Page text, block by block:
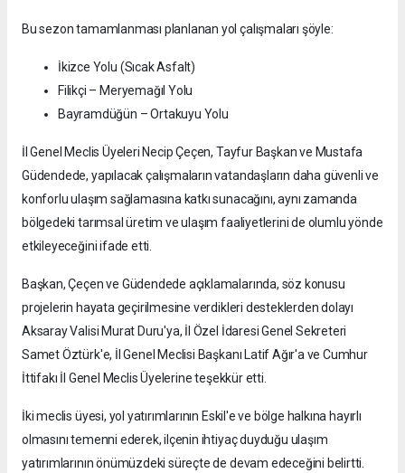
Bu sezon tamamlanması planlanan yol çalışmaları şöyle:
İkizce Yolu (Sıcak Asfalt)
Filikçi – Meryemağıl Yolu
Bayramdüğün – Ortakuyu Yolu
İl Genel Meclis Üyeleri Necip Çeçen, Tayfur Başkan ve Mustafa
Güdendede, yapılacak çalışmaların vatandaşların daha güvenli ve
konforlu ulaşım sağlamasına katkı sunacağını, aynı zamanda
bölgedeki tarımsal üretim ve ulaşım faaliyetlerini de olumlu yönde
etkileyeceğini ifade etti.
Başkan, Çeçen ve Güdendede açıklamalarında, söz konusu
projelerin hayata geçirilmesine verdikleri desteklerden dolayı
Aksaray Valisi Murat Duru'ya, İl Özel İdaresi Genel Sekreteri
Samet Öztürk'e, İl Genel Meclisi Başkanı Latif Ağır'a ve Cumhur
İttifakı İl Genel Meclis Üyelerine teşekkür etti.
İki meclis üyesi, yol yatırımlarının Eskil'e ve bölge halkına hayırlı
olmasını temenni ederek, ilçenin ihtiyaç duyduğu ulaşım
yatırımlarının önümüzdeki süreçte de devam edeceğini belirtti.